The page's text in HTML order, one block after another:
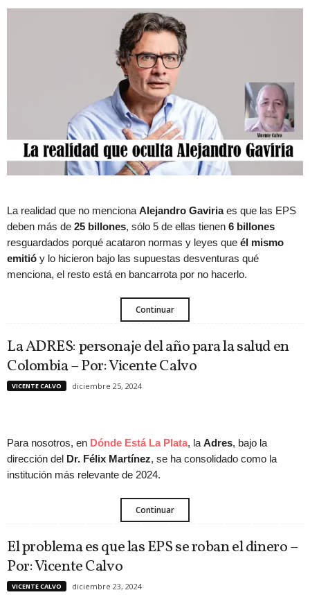
La realidad que no menciona Alejandro Gaviriaes que las EPS
deben más de 25 billones, sólo 5 de ellas tienen 6 billones
resguardados porqué acataron normas y leyes que él mismo
emitió y lo hicieron bajo las supuestas desventuras qué
menciona, el resto está en bancarrota por no hacerlo.
Continuar
La ADRES: personaje del año para la salud en
Colombia – Por: Vicente Calvo
VICENTE CALVO diciembre 25, 2024
Para nosotros, en Dónde Está La Plata, la Adres, bajo la
dirección del Dr. Félix Martínez, se ha consolidado como la
institución más relevante de 2024.
Continuar
El problema es que las EPS se roban el dinero –
Por: Vicente Calvo
VICENTE CALVO diciembre 23, 2024